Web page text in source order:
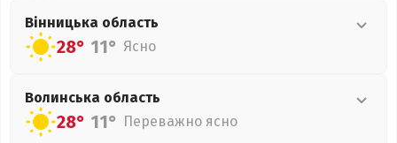
Вінницька область
28° 11° Ясно
Волинська область
28° 11° Переважно ясно